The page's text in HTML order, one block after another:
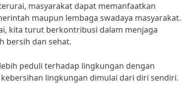
masyarakat dapat memanfaatkan
maupun lembaga swadaya masyarakat.
kita turut berkontribusi dalam menjaga
bersih dan sehat.
peduli terhadap lingkungan dengan
lingkungan dimulai dari diri sendiri.